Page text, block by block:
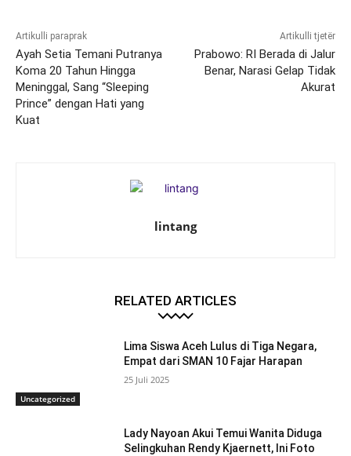
Artikulli paraprak
Ayah Setia Temani Putranya
Koma 20 Tahun Hingga
Meninggal, Sang “Sleeping
Prince” dengan Hati yang
Kuat
Artikulli tjetër
Prabowo: RI Berada di Jalur
Benar, Narasi Gelap Tidak
Akurat
lintang
RELATED ARTICLES
Uncategorized
Lima Siswa Aceh Lulus di Tiga Negara,
Empat dari SMAN 10 Fajar Harapan
25 Juli 2025
Lady Nayoan Akui Temui Wanita Diduga
Selingkuhan Rendy Kjaernett, Ini Foto